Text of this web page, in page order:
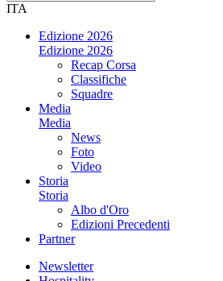
ITA
Edizione 2026
Edizione 2026
Recap Corsa
Classifiche
Squadre
Media
Media
News
Foto
Video
Storia
Storia
Albo d'Oro
Edizioni Precedenti
Partner
Newsletter